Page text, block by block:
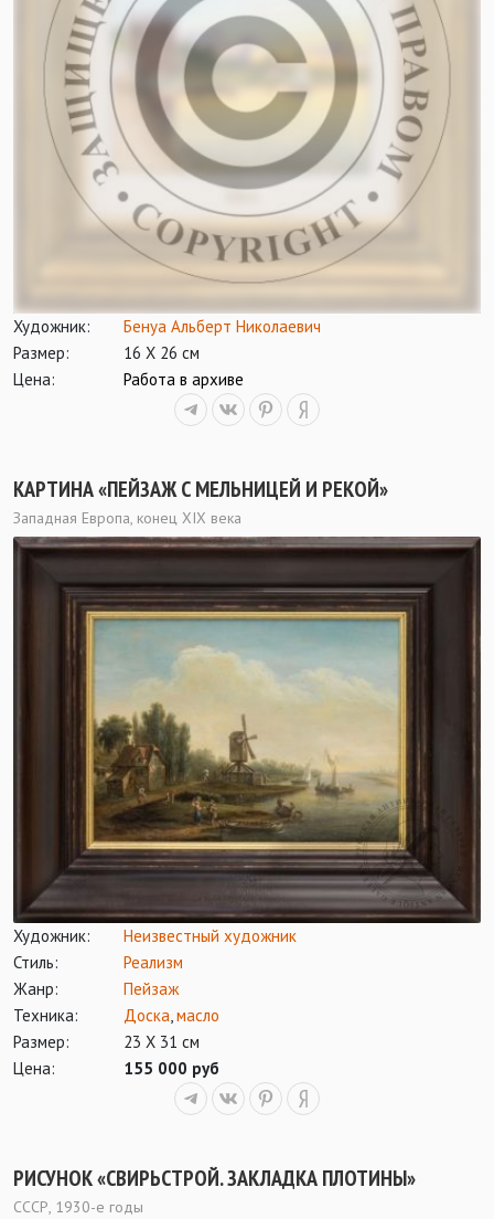
Художник:
Бенуа Альберт Николаевич
Размер:
16 Х 26 см
Цена:
Работа в архиве
КАРТИНА «ПЕЙЗАЖ С МЕЛЬНИЦЕЙ И РЕКОЙ»
Западная Европа, конец XIX века
Художник:
Неизвестный художник
Стиль:
Реализм
Жанр:
Пейзаж
Техника:
Доска,масло
Размер:
23 Х 31 см
Цена:
155 000 руб
РИСУНОК «СВИРЬСТРОЙ. ЗАКЛАДКА ПЛОТИНЫ»
СССР, 1930-е годы